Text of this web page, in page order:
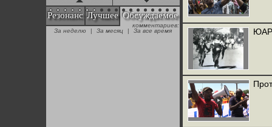
"Аркадий Коц" на
эгалите-фесте "Не
Резонанс Лучшее Обсуждаемое
комментариев:
За неделю
| За месяц | За все время